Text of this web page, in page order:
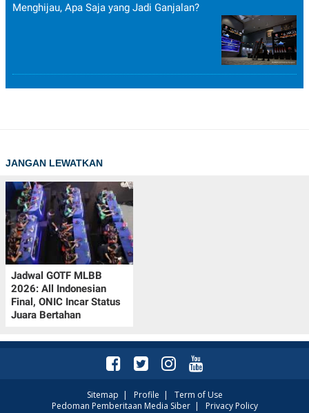
Menghijau, Apa Saja yang Jadi Ganjalan?
JANGAN LEWATKAN
Jadwal GOTF MLBB
2026: All Indonesian
Final, ONIC Incar Status
Juara Bertahan
Sitemap | Profile | Term of Use
Pedoman Pemberitaan Media Siber| Privacy Policy